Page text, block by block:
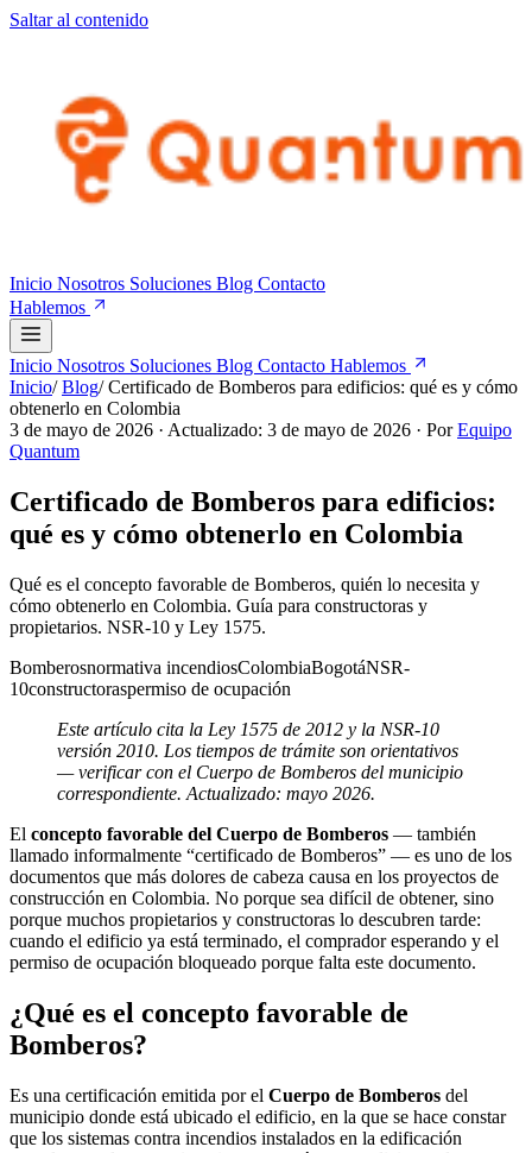
Saltar al contenido
Inicio Nosotros Soluciones Blog Contacto
Hablemos
Inicio Nosotros Soluciones Blog Contacto Hablemos
Inicio/ Blog/ Certificado de Bomberos para edificios: qué es y cómo
obtenerlo en Colombia
3 de mayo de 2026 · Actualizado: 3 de mayo de 2026 · PorEquipo
Quantum
Certificado de Bomberos para edificios:
qué es y cómo obtenerlo en Colombia
Qué es el concepto favorable de Bomberos, quién lo necesita y
cómo obtenerlo en Colombia. Guía para constructoras y
propietarios. NSR-10 y Ley 1575.
Bomberosnormativa incendiosColombiaBogotáNSR-
10constructoraspermiso de ocupación
Este artículo cita la Ley 1575 de 2012 y la NSR-10
versión 2010. Los tiempos de trámite son orientativos
— verificar con el Cuerpo de Bomberos del municipio
correspondiente. Actualizado: mayo 2026.
El concepto favorable del Cuerpo de Bomberos — también
llamado informalmente “certificado de Bomberos” — es uno de los
documentos que más dolores de cabeza causa en los proyectos de
construcción en Colombia. No porque sea difícil de obtener, sino
porque muchos propietarios y constructoras lo descubren tarde:
cuando el edificio ya está terminado, el comprador esperando y el
permiso de ocupación bloqueado porque falta este documento.
¿Qué es el concepto favorable de
Bomberos?
Es una certificación emitida por el Cuerpo de Bomberos del
municipio donde está ubicado el edificio, en la que se hace constar
que los sistemas contra incendios instalados en la edificación